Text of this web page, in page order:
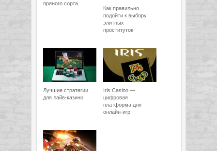
пряного сорта
Как правильно
подойти к выбору
элитных
проституток
Лучшие стратегии
для лайв-казино
Iris Casino —
цифровая
платформа для
онлайн-игр